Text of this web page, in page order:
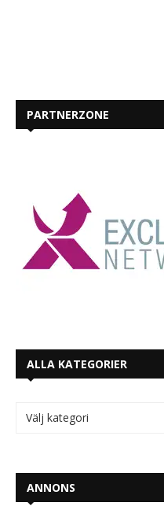
PARTNERZONE
ALLA KATEGORIER
ANNONS